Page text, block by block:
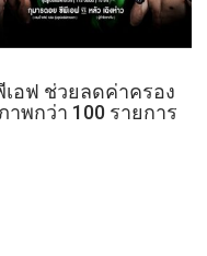
เอฟ ช่วยลดค่าครอง
พกว่า 100 รายการ